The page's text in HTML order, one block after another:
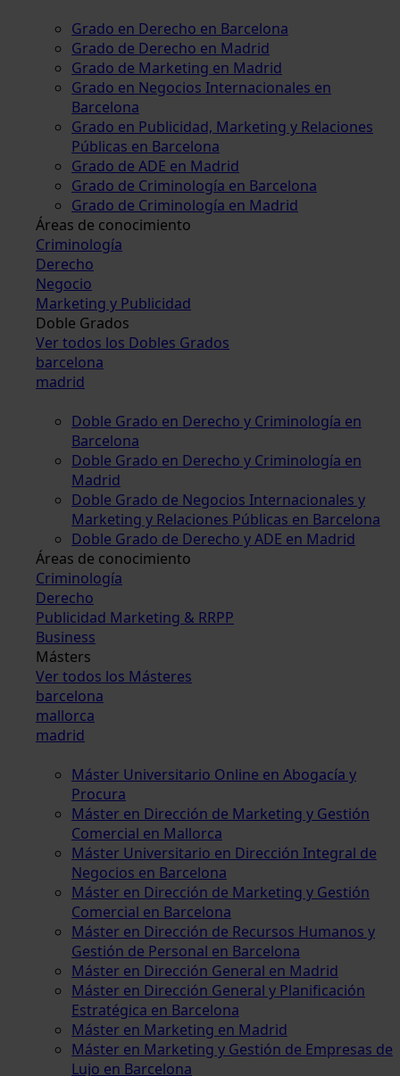
Grado en Derecho en Barcelona
Grado de Derecho en Madrid
Grado de Marketing en Madrid
Grado en Negocios Internacionales en
Barcelona
Grado en Publicidad, Marketing y Relaciones
Públicas en Barcelona
Grado de ADE en Madrid
Grado de Criminología en Barcelona
Grado de Criminología en Madrid
Áreas de conocimiento
Criminología
Derecho
Negocio
Marketing y Publicidad
Doble Grados
Ver todos los Dobles Grados
barcelona
madrid
Doble Grado en Derecho y Criminología en
Barcelona
Doble Grado en Derecho y Criminología en
Madrid
Doble Grado de Negocios Internacionales y
Marketing y Relaciones Públicas en Barcelona
Doble Grado de Derecho y ADE en Madrid
Áreas de conocimiento
Criminología
Derecho
Publicidad Marketing & RRPP
Business
Másters
Ver todos los Másteres
barcelona
mallorca
madrid
Máster Universitario Online en Abogacía y
Procura
Máster en Dirección de Marketing y Gestión
Comercial en Mallorca
Máster Universitario en Dirección Integral de
Negocios en Barcelona
Máster en Dirección de Marketing y Gestión
Comercial en Barcelona
Máster en Dirección de Recursos Humanos y
Gestión de Personal en Barcelona
Máster en Dirección General en Madrid
Máster en Dirección General y Planificación
Estratégica en Barcelona
Máster en Marketing en Madrid
Máster en Marketing y Gestión de Empresas de
Lujo en Barcelona